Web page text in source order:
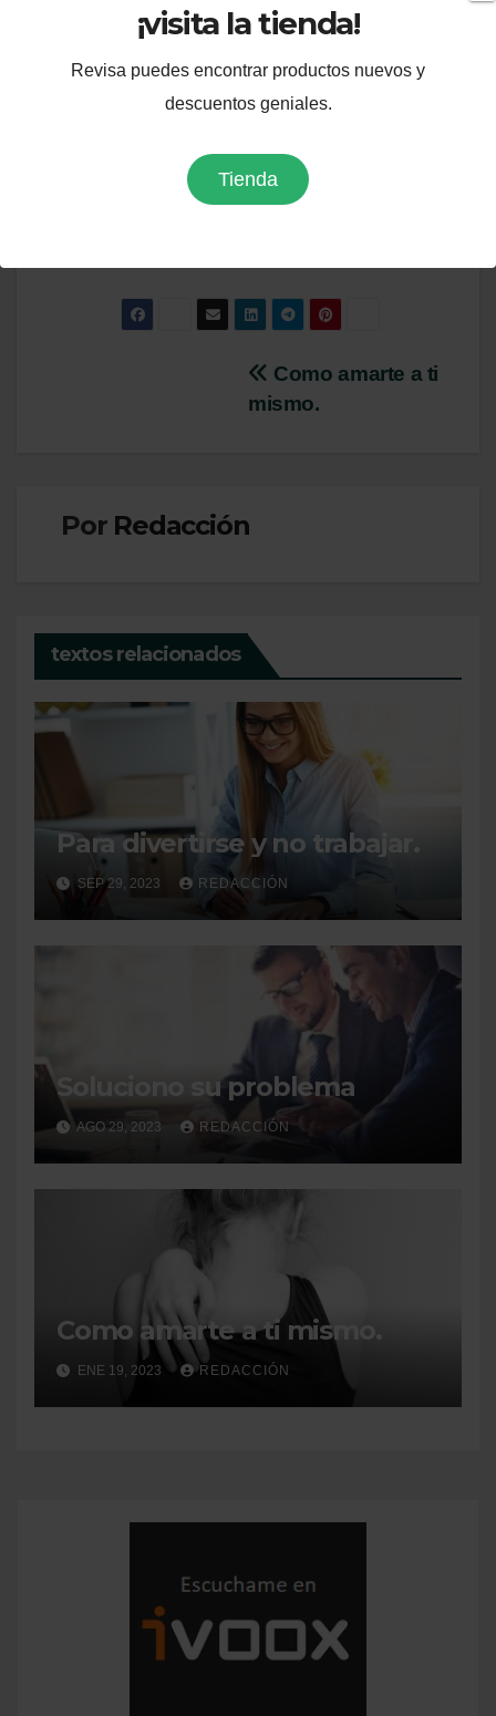
¡visita la tienda!
Revisa puedes encontrar productos nuevos y
descuentos geniales.
Tienda
Como amarte a ti
mismo.
Por Redacción
textos relacionados
Para divertirse y no trabajar.
SEP 29, 2023 REDACCIÓN
Soluciono su problema
AGO 29, 2023 REDACCIÓN
Como amarte a ti mismo.
ENE 19, 2023 REDACCIÓN